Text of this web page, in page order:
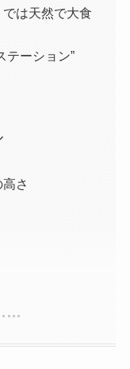
では天然で大食
テーション”
さ